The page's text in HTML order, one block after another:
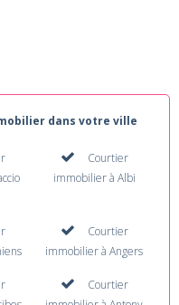
dans votre ville
Courtier
immobilier à Albi
Courtier
immobilier à Angers
Courtier